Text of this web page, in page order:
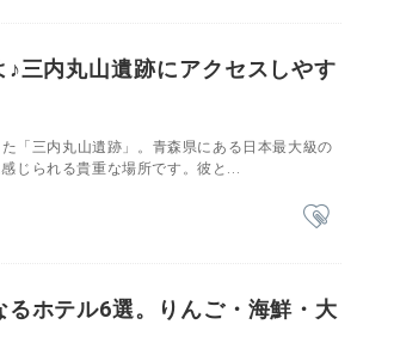
♪三内丸山遺跡にアクセスしやす
「三内丸山遺跡」。青森県にある日本最大級の
じられる貴重な場所です。彼と...
ホテル6選。りんご・海鮮・大